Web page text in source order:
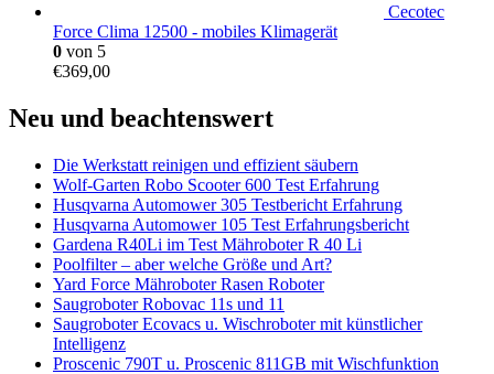
Cecotec
Force Clima 12500 - mobiles Klimagerät
0 von 5
€369,00
Neu und beachtenswert
Die Werkstatt reinigen und effizient säubern
Wolf-Garten Robo Scooter 600 Test Erfahrung
Husqvarna Automower 305 Testbericht Erfahrung
Husqvarna Automower 105 Test Erfahrungsbericht
Gardena R40Li im Test Mähroboter R 40 Li
Poolfilter – aber welche Größe und Art?
Yard Force Mähroboter Rasen Roboter
Saugroboter Robovac 11s und 11
Saugroboter Ecovacs u. Wischroboter mit künstlicher
Intelligenz
Proscenic 790T u. Proscenic 811GB mit Wischfunktion